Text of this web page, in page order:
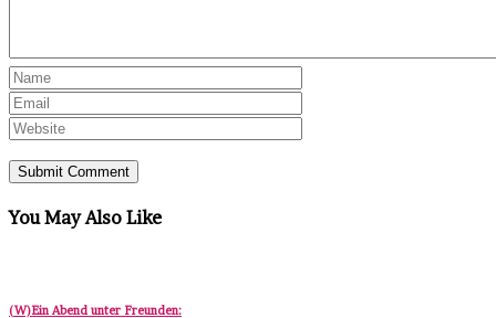
You May Also Like
(W)Ein Abend unter Freunden: